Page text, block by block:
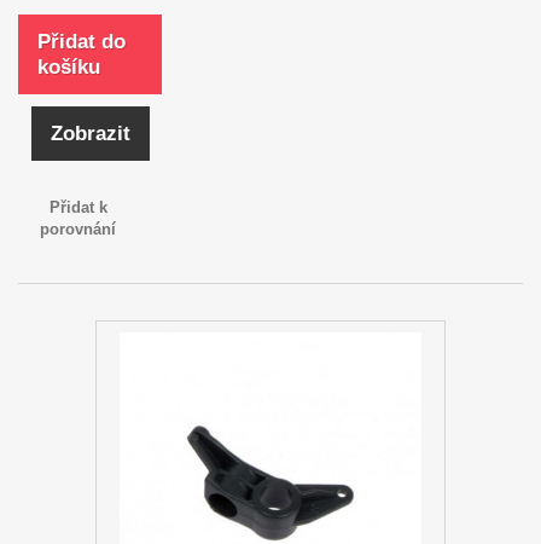
Přidat do
košíku
Zobrazit
Přidat k
porovnání